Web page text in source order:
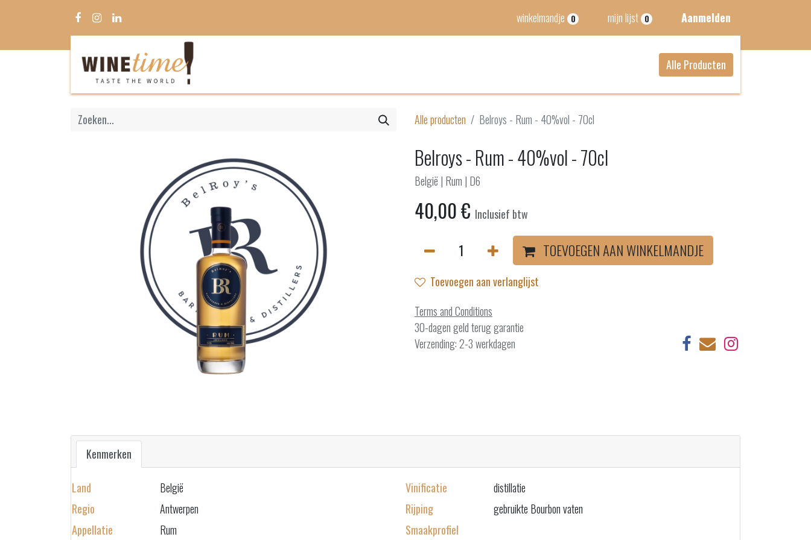
winkelmandje 0 mijn lijst 0 Aanmelden
Alle Producten
Alle producten Belroys - Rum - 40%vol - 70cl
Belroys - Rum - 40%vol - 70cl
België | Rum | D6
40,00€ Inclusief btw
TOEVOEGEN AAN WINKELMANDJE
Toevoegen aan verlanglijst
Terms and Conditions
30-dagen geld terug garantie
Verzending: 2-3 werkdagen
Kenmerken
Land
België
Regio
Antwerpen
Appellatie
Rum
Vinificatie
distillatie
Rijping
gebruikte Bourbon vaten
Smaakprofiel